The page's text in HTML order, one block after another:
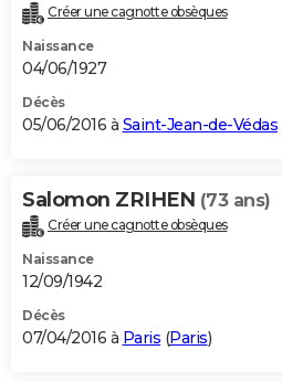
Créer une cagnotte obsèques
Naissance
04/06/1927
Décès
05/06/2016 à Saint-Jean-de-Védas
Salomon ZRIHEN (73 ans)
Créer une cagnotte obsèques
Naissance
12/09/1942
Décès
07/04/2016 à Paris (Paris)